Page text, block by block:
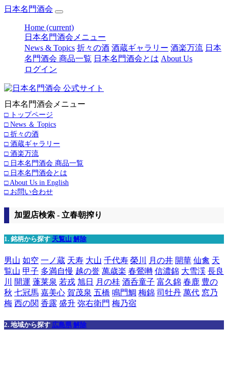
日本名門酒会
Home (current)
日本名門酒会メニュー
News & Topics 折々の酒 酒蔵ギャラリー 酒楽万流 日本
名門酒会 商品一覧 日本名門酒会とは About Us
ログイン
日本名門酒会メニュー
□ トップページ
□ News ＆ Topics
□ 折々の酒
□ 酒蔵ギャラリー
□ 酒楽万流
□ 日本名門酒会 商品一覧
□ 日本名門酒会とは
□ About Us in English
□ お問い合わせ
加盟店検索 - 立春朝搾り
1. 銘柄から探す 天覧山 解除
男山 如空 一ノ蔵 天寿 大山 千代寿 榮川 月の井 開華 仙禽 天
覧山 甲子 多満自慢 越の誉 萬歳楽 春鶯囀 信濃錦 大雪渓 長良
川
開運 蓬莱泉 若戎 旭日 月の桂 酒呑童子 富久錦 春鹿 豊の
秋 七冠馬 嘉美心 賀茂泉 五橋 鳴門鯛 梅錦 司牡丹 萬代 窓乃
梅 西の関 香露 盛升 弥右衛門 梅乃宿
2. 地域から探す 広島県 解除